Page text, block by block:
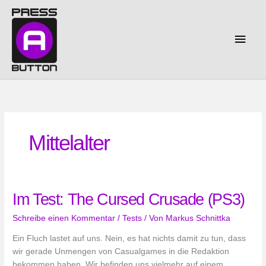
Inhalt
springen
Mittelalter
Im Test: The Cursed Crusade (PS3)
Schreibe einen Kommentar /Tests / Von Markus Schnittka
Ein Fluch lastet auf uns. Nein, es hat nichts damit zu tun, dass
wir gerade Unmengen von Casualgames in die Redaktion